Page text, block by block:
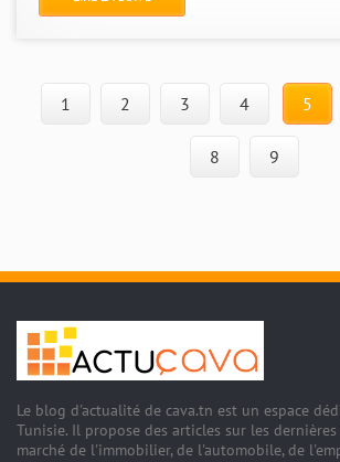
1 2 3 4 5
8 9
Le blog d'actualité de cava.tn est un espace
Tunisie. Il propose des articles sur les
marché de l'immobilier, de l'automobile, de